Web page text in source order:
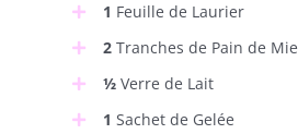
1 Feuille de Laurier
2Tranches de Pain de Mie
½Verre de Lait
1 Sachet de Gelée